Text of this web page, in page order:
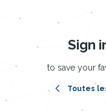
Sign
to save your
Toutes